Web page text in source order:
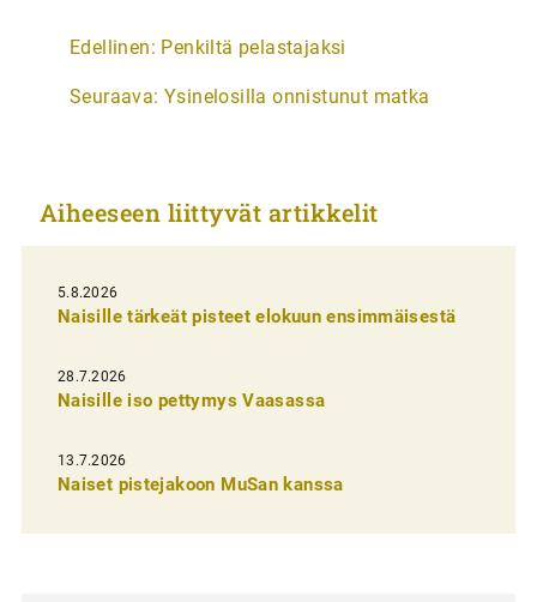
A
t
k
e
l
i
e
n
e
Edellinen: Penkiltä pelastajaksi
Seuraava: Ysinelosilla onnistunut matka
Aiheeseen liittyvät artikkelit
5.8.2026
Naisille tärkeät pisteet elokuun ensimmäisestä
28.7.2026
Naisille iso pettymys Vaasassa
13.7.2026
Naiset pistejakoon MuSan kanssa